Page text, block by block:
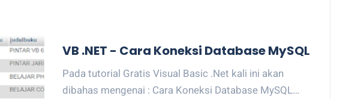
VB .NET - Cara Koneksi Database MySQL
Pada tutorial Gratis Visual Basic .Net kali ini akan
dibahas mengenai : Cara Koneksi Database MySQL…